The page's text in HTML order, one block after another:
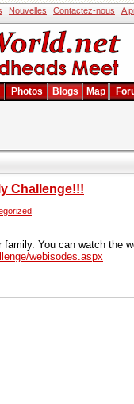
Nouvelles Contactez-nous A
Photos Blogs Map
Challenge!!!
You can watch the
webisodes.aspx